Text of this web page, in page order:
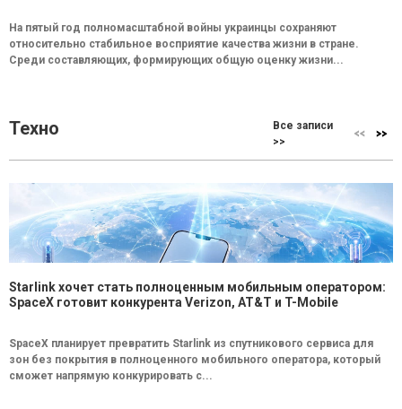
На пятый год полномасштабной войны украинцы сохраняют
относительно стабильное восприятие качества жизни в стране.
Среди составляющих, формирующих общую оценку жизни...
Техно
Все записи
>>
Starlink хочет стать полноценным мобильным оператором:
SpaceX готовит конкурента Verizon, AT&T и T-Mobile
SpaceX планирует превратить Starlink из спутникового сервиса для
зон без покрытия в полноценного мобильного оператора, который
сможет напрямую конкурировать с...